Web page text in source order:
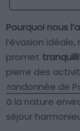
Pourquoi nous
l’évasion
promet
pierre des
randonnée de
à la nature
séjour